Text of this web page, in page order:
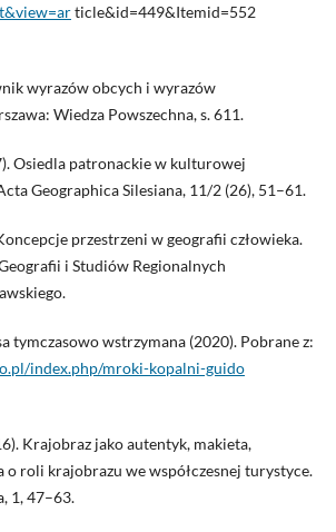
ticle&id=449&Itemid=552
wyrazów obcych i wyrazów
Wiedza Powszechna, s. 611.
Osiedla patronackie w kulturowej
Geographica Silesiana, 11/2 (26), 51–61.
przestrzeni w geografii człowieka.
i Studiów Regionalnych
tymczasowo wstrzymana (2020). Pobrane z:
index.php/mroki-kopalni-guido
Krajobraz jako autentyk, makieta,
o roli krajobrazu we współczesnej turystyce.
1, 47–63.